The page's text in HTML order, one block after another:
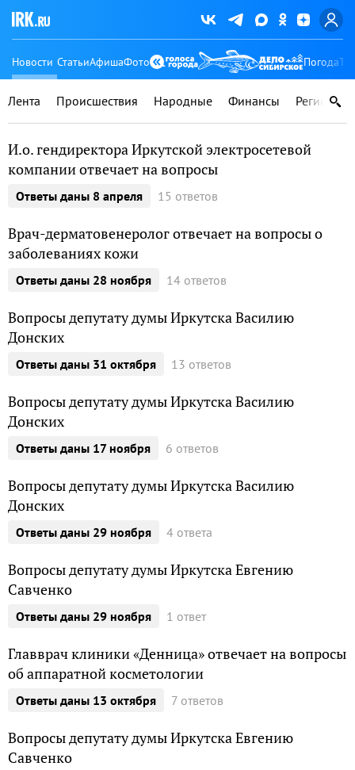
Новости СтатьиАфишаФото Погода
Лента Происшествия Народные Финансы Регионы
И.о. гендиректора Иркутской электросетевой
компании отвечает на вопросы
ответы даны 8 апреля 15 ответов
Врач-дерматовенеролог отвечает на вопросы о
заболеваниях кожи
ответы даны 28 ноября 14 ответов
Вопросы депутату думы Иркутска Василию
Донских
ответы даны 31 октября 13 ответов
Вопросы депутату думы Иркутска Василию
Донских
ответы даны 17 ноября 6 ответов
Вопросы депутату думы Иркутска Василию
Донских
ответы даны 29 ноября 4 ответа
Вопросы депутату думы Иркутска Евгению
Савченко
ответы даны 29 ноября 1 ответ
Главврач клиники «Денница» отвечает на вопросы
об аппаратной косметологии
ответы даны 13 октября 7 ответов
Вопросы депутату думы Иркутска Евгению
Савченко